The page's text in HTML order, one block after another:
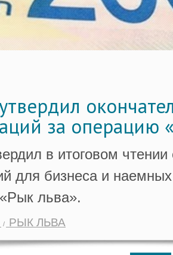
за операцию
в итоговом
для бизнеса и
льва».
РЫК ЛЬВА